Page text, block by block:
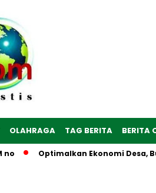
OLAHRAGA TAG BERITA BERITA
Optimalkan Ekonomi Desa,